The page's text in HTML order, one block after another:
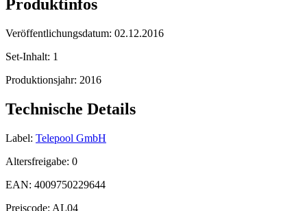
Produktinfos
Veröffentlichungsdatum: 02.12.2016
Set-Inhalt: 1
Produktionsjahr: 2016
Technische Details
Label: Telepool GmbH
Altersfreigabe: 0
EAN: 4009750229644
Preiscode: AL04